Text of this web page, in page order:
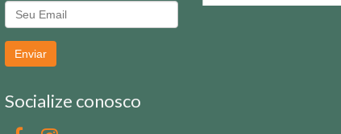
Enviar
Socialize conosco